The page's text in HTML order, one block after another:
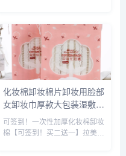
全彩印刷，插图精美，专为0-9
岁学前幼儿园宝贝贴心设计，宝
妈必备睡前故事书，把握孩子成
长关键...
化妆棉卸妆棉片卸妆用脸部
女卸妆巾厚款大包装湿敷棉
专用拍爽肤水_彩妆/香水/
美妆工具
可签到！一次性加厚化妆棉卸妆
棉【可签到！买二送一】拉美拉